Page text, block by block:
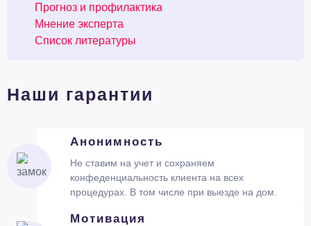
Прогноз и профилактика
Мнение эксперта
Список литературы
Наши гарантии
Анонимность
Не ставим на учет и сохраняем
конфеденциальность клиента на всех
процедурах. В том числе при выезде на дом.
Мотивация